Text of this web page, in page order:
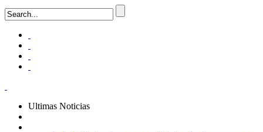
Ultimas Noticias